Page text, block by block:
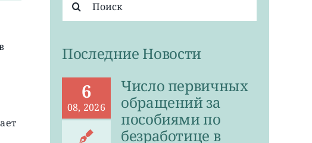
поиска:
Последние Новости
6
08, 2026
Число первичных
обращений за
пособиями по
безработице в